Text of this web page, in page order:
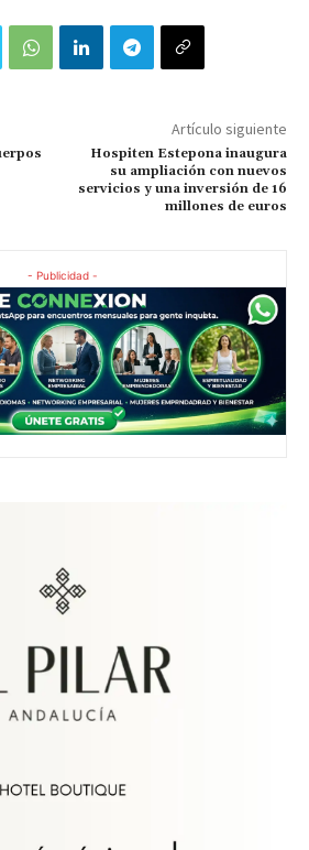
Artículo siguiente
Hospiten Estepona inaugura
su ampliación con nuevos
servicios y una inversión de 16
millones de euros
- Publicidad -